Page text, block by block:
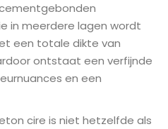
in meerdere lagen wordt
een totale dikte van
ontstaat een verfijnde
en een
cire is niet hetzelfde als